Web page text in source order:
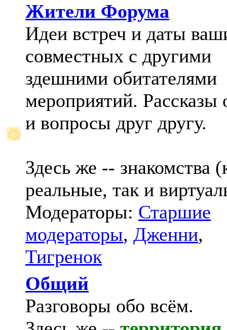
Жители Форума
Идеи встреч и даты
совместных с другими
здешними обитателями
мероприятий. Рассказы
и вопросы друг другу.
Здесь же -- знакомства
реальные, так и
Модераторы: Старшие
модераторы, Дженни,
Тигренок
Общий
Разговоры обо всём.